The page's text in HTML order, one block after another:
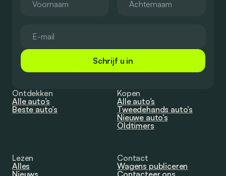
Schrijf u in
Ontdekken
Alle auto’s
Beste auto’s
Kopen
Alle auto’s
Tweedehands auto’s
Nieuwe auto’s
Oldtimers
Lezen
Alles
Nieuws
Contact
Wagens publiceren
Contacteer ons